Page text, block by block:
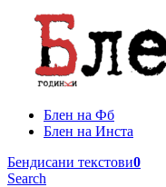
Блен на Фб
Блен на Инста
Бендисани текстови0
Search